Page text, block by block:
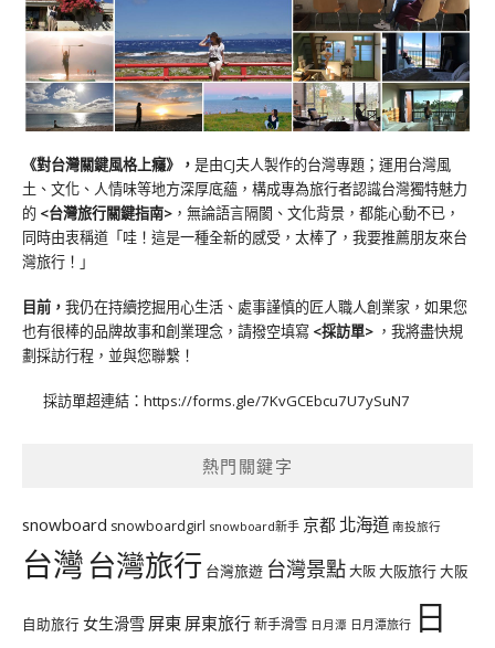
《對台灣關鍵風格上癮》 ， 是由CJ夫人製作的台灣專題；運用台灣風
土、文化、人情味等地方深厚底蘊，構成專為旅行者認識台灣獨特魅力
的 <台灣旅行關鍵指南> ，無論語言隔閡、文化背景，都能心動不已，
同時由衷稱道「哇！這是一種全新的感受，太棒了，我要推薦朋友來台
灣旅行！」
目前， 我仍在持續挖掘用心生活、處事謹慎的匠人職人創業家，如果您
也有很棒的品牌故事和創業理念，請撥空填寫 <採訪單> ，我將盡快規
劃採訪行程，並與您聯繫！
採訪單超連結： https://forms.gle/7KvGCEbcu7U7ySuN7
熱門關鍵字
snowboard snowboardgirl snowboard新手 京都 北海道 南投旅行
台灣台灣旅行 台灣旅遊 台灣景點大阪大阪旅行大阪
自助旅行 女生滑雪 屏東 屏東旅行新手滑雪 日月潭 日月潭旅行 日